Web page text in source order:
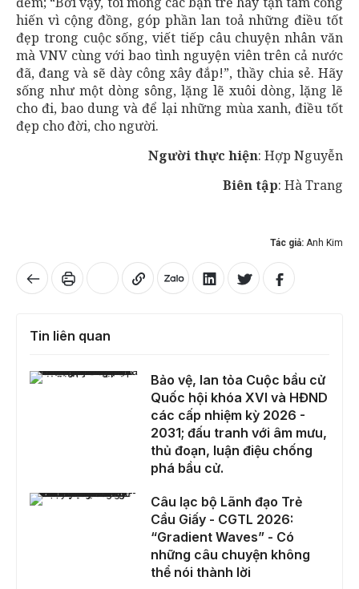
hiến vì cộng đồng, góp phần lan toả những điều tốt
đẹp trong cuộc sống, viết tiếp câu chuyện nhân văn
mà VNV cùng với bao tình nguyện viên trên cả nước
đã, đang và sẽ dày công xây đắp!”, thầy chia sẻ. Hãy
sống như một dòng sông, lặng lẽ xuôi dòng, lặng lẽ
cho đi, bao dung và để lại những mùa xanh, điều tốt
đẹp cho đời, cho người.
Người thực hiện: Hợp Nguyễn
Biên tập: Hà Trang
Tác giả: Anh Kim
Tin liên quan
Bảo vệ, lan tỏa Cuộc bầu cử Quốc hội khóa XVI và HĐND các cấp nhiệm kỳ 2026 - 2031; đấu tranh với âm mưu, thủ đoạn, luận điệu chống phá bầu cử.
Bảo vệ, lan tỏa Cuộc bầu cử
Quốc hội khóa XVI và HĐND
các cấp nhiệm kỳ 2026 -
2031; đấu tranh với âm mưu,
thủ đoạn, luận điệu chống
phá bầu cử.
Câu lạc bộ Lãnh đạo Trẻ Cầu Giấy - CGTL 2026: “Gradient Waves” - Có những câu chuyện không thể nói thành lời
Câu lạc bộ Lãnh đạo Trẻ
Cầu Giấy - CGTL 2026:
“Gradient Waves” - Có
những câu chuyện không
thể nói thành lời